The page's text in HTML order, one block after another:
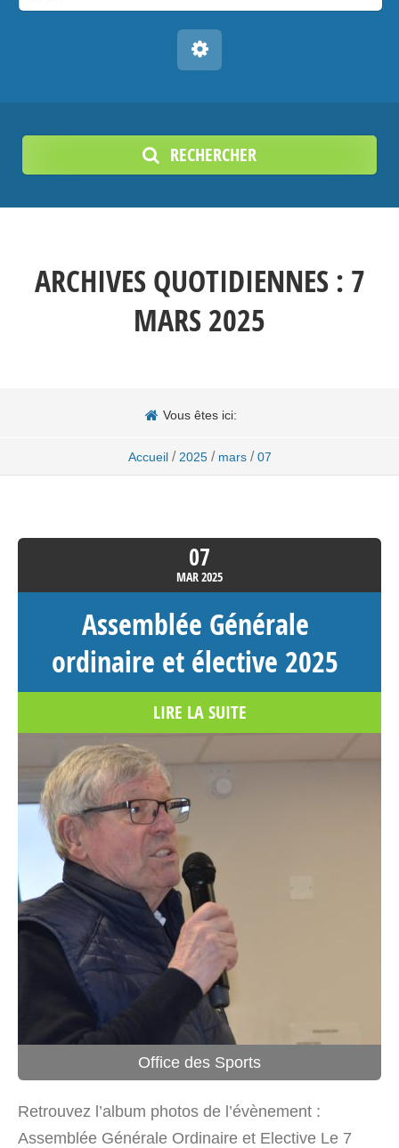
RECHERCHER
ARCHIVES QUOTIDIENNES : 7
MARS 2025
Vous êtes ici:
Accueil / 2025 / mars / 07
07
MAR2025
Assemblée Générale
ordinaire et élective 2025
LIRE LA SUITE
Office des Sports
Retrouvez l’album photos de l’évènement :
Assemblée Générale Ordinaire et Elective Le 7